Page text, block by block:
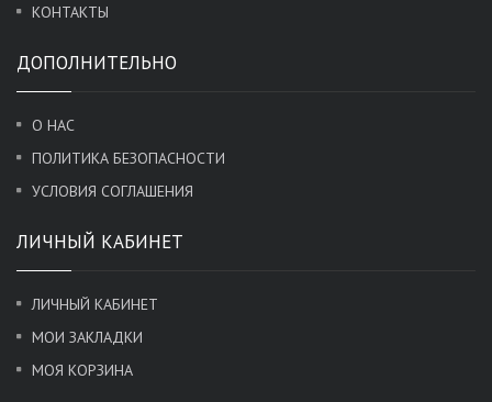
КОНТАКТЫ
ДОПОЛНИТЕЛЬНО
О НАС
ПОЛИТИКА БЕЗОПАСНОСТИ
УСЛОВИЯ СОГЛАШЕНИЯ
ЛИЧНЫЙ КАБИНЕТ
ЛИЧНЫЙ КАБИНЕТ
МОИ ЗАКЛАДКИ
МОЯ КОРЗИНА